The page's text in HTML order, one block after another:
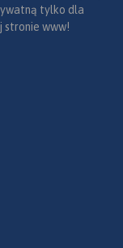
tylko dla
stronie www!